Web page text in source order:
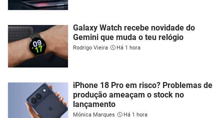
Galaxy Watch recebe novidade do
Gemini que muda o teu relógio
Rodrigo Vieira Há 1 hora
iPhone 18 Pro em risco? Problemas de
produção ameaçam o stock no
lançamento
Mónica Marques Há 1 hora